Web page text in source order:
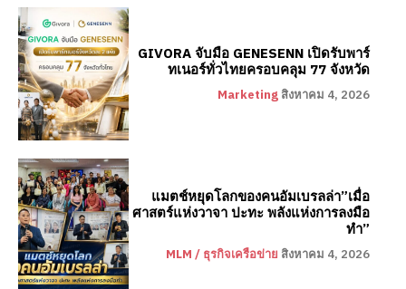
GIVORA จับมือ GENESENN เปิดรับพาร์
ทเนอร์ทั่วไทยครอบคลุม 77 จังหวัด
Marketing สิงหาคม 4, 2026
แมตช์หยุดโลกของคนอัมเบรลล่า”เมื่อ
ศาสตร์แห่งวาจา ปะทะ พลังแห่งการลงมือ
ทำ”
MLM / ธุรกิจเครือข่าย สิงหาคม 4, 2026